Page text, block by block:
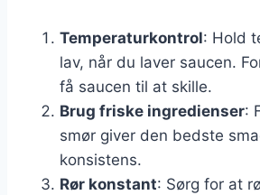
Temperaturkontrol: Hold
lav, når du laver saucen.
få saucen til at skille.
Brug friske ingredienser:
smør giver den bedste
konsistens.
Rør konstant: Sørg for at